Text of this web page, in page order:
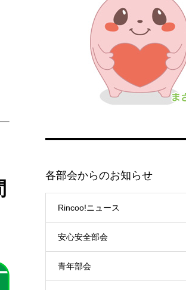
各部会からのお知らせ
Rincoo!ニュース
安心安全部会
青年部会